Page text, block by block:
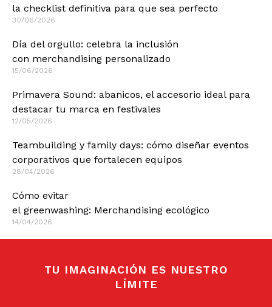
la checklist definitiva para que sea perfecto
30/06/2026
Día del orgullo: celebra la inclusión
con merchandising personalizado
15/06/2026
Primavera Sound: abanicos, el accesorio ideal para
destacar tu marca en festivales
12/05/2026
Teambuilding y family days: cómo diseñar eventos
corporativos que fortalecen equipos
28/04/2026
Cómo evitar
el greenwashing: Merchandising ecológico
14/04/2026
TU IMAGINACIÓN ES NUESTRO
LÍMITE